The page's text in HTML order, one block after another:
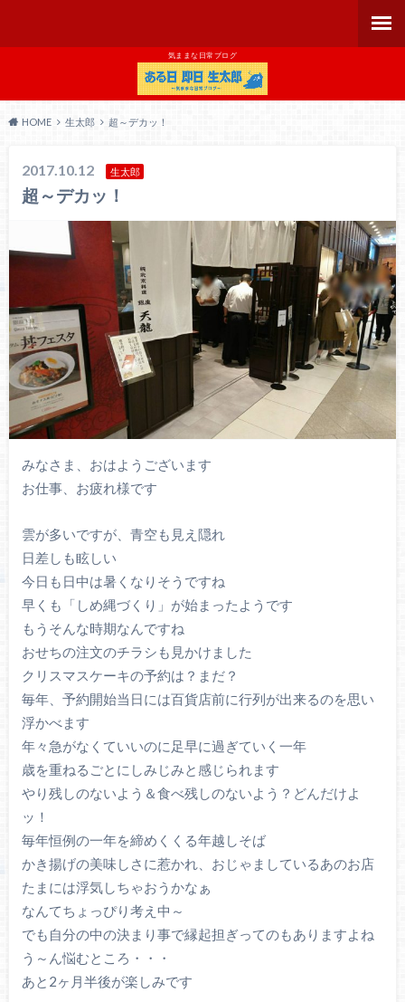
気ままな日常ブログ
HOME 生太郎 超～デカッ！
2017.10.12 生太郎
超～デカッ！
みなさま、おはようございます
お仕事、お疲れ様です
雲が多いですが、青空も見え隠れ
日差しも眩しい
今日も日中は暑くなりそうですね
早くも「しめ縄づくり」が始まったようです
もうそんな時期なんですね
おせちの注文のチラシも見かけました
クリスマスケーキの予約は？まだ？
毎年、予約開始当日には百貨店前に行列が出来るのを思い
浮かべます
年々急がなくていいのに足早に過ぎていく一年
歳を重ねるごとにしみじみと感じられます
やり残しのないよう＆食べ残しのないよう？どんだけよ
ッ！
毎年恒例の一年を締めくくる年越しそば
かき揚げの美味しさに惹かれ、おじゃましているあのお店
たまには浮気しちゃおうかなぁ
なんてちょっぴり考え中～
でも自分の中の決まり事で縁起担ぎってのもありますよね
う～ん悩むところ・・・
あと2ヶ月半後が楽しみです